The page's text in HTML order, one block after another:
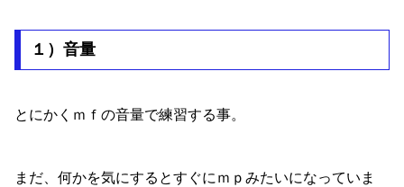
１）音量
とにかくｍｆの音量で練習する事。
まだ、何かを気にするとすぐにｍｐみたいになっていま